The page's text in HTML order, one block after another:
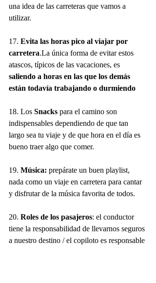
una idea de las carreteras que vamos a
utilizar.
17. Evita las horas pico al viajar por
carretera.La única forma de evitar estos
atascos, típicos de las vacaciones, es
saliendo a horas en las que los demás
están todavía trabajando o durmiendo
18. Los Snacks para el camino son
indispensables dependiendo de que tan
largo sea tu viaje y de que hora en el día es
bueno traer algo que comer.
19. Música: prepárate un buen playlist,
nada como un viaje en carretera para cantar
y disfrutar de la música favorita de todos.
20. Roles de los pasajeros: el conductor
tiene la responsabilidad de llevarnos seguros
a nuestro destino / el copiloto es responsable